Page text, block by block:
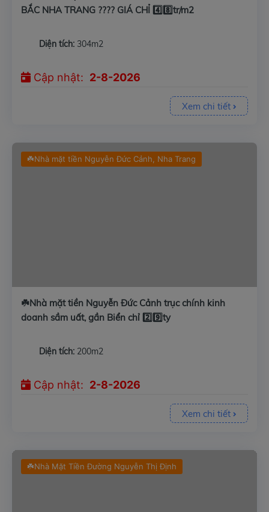
BẮC NHA TRANG ???? GIÁ CHỈ 4️⃣8️⃣tr/m2
Diện tích: 304m2
Cập nhật: 2-8-2026
Xem chi tiết
☘️Nhà mặt tiền Nguyễn Đức Cảnh, Nha Trang
☘️Nhà mặt tiền Nguyễn Đức Cảnh trục chính kinh
doanh sầm uất, gần Biển chỉ 2️⃣9️⃣ty
Diện tích: 200m2
Cập nhật: 2-8-2026
Xem chi tiết
☘️Nhà Mặt Tiền Đường Nguyễn Thị Định